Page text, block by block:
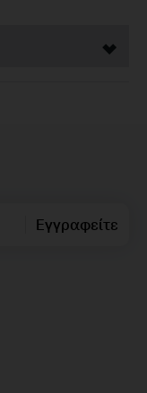
Εγγραφείτε